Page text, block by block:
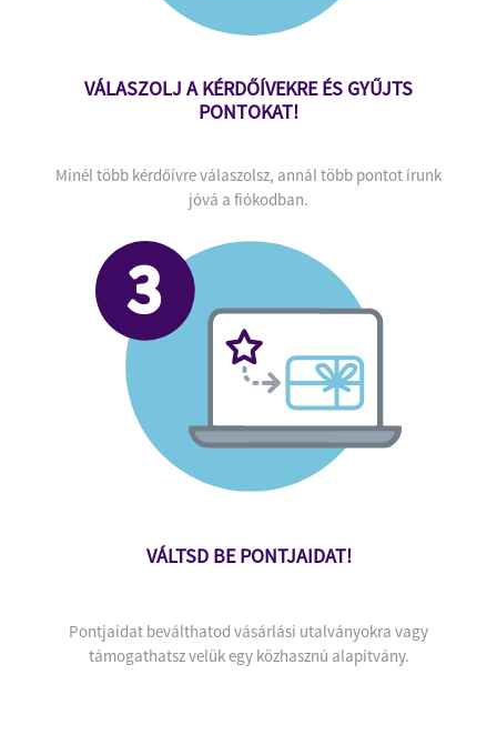
VÁLASZOLJ A KÉRDŐÍVEKRE ÉS GYŰJTS
PONTOKAT!
Minél több kérdőívre válaszolsz, annál több pontot írunk
jóvá a fiókodban.
VÁLTSD BE PONTJAIDAT!
Pontjaidat beválthatod vásárlási utalványokra vagy
támogathatsz velük egy közhasznú alapítvány.